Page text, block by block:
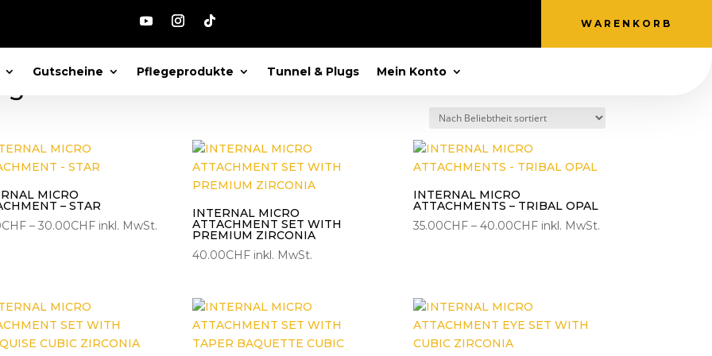
WARENKORB
Gutscheine Pflegeprodukte Tunnel & Plugs Mein Konto
MICRO
– STAR
CHF –30.00CHFPreisspanne:
inkl. MwSt.
INTERNAL MICRO
ATTACHMENT SET WITH
PREMIUM ZIRCONIA
40.00CHF inkl. MwSt.
INTERNAL MICRO
ATTACHMENTS – TRIBAL OPAL
35.00CHF –40.00CHFPreisspanne:
inkl. MwSt.